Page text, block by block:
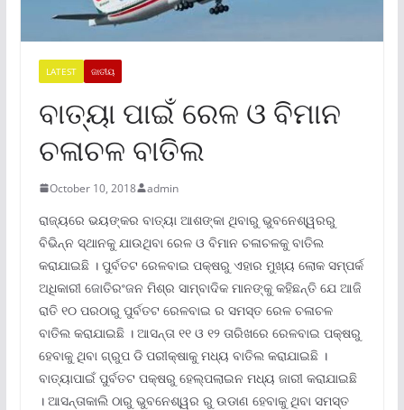
LATEST ଜାତୀୟ
ବାତ୍ୟା ପାଇଁ ରେଳ ଓ ବିମାନ
ଚଳାଚଳ ବାତିଲ
October 10, 2018 admin
ରାଜ୍ୟରେ ଭୟଙ୍କର ବାତ୍ୟା ଆଶଙ୍କା ଥିବାରୁ ଭୁବନେଶ୍ୱରରୁ
ବିଭିନ୍ନ ସ୍ଥାନକୁ ଯାଉଥିବା ରେଳ ଓ ବିମାନ ଚଳାଚଳକୁ ବାତିଲ
କରାଯାଇଛି । ପୁର୍ବତଟ ରେଳବାଇ ପକ୍ଷରୁ ଏହାର ମୁଖ୍ୟ ଲୋକ ସମ୍ପର୍କ
ଅଧିକାରୀ ଜୋତିରଂଜନ ମିଶ୍ର ସାମ୍ବାଦିକ ମାନଙ୍କୁ କହିଛନ୍ତି ଯେ ଆଜି
ରାତି ୧୦ ପରଠାରୁ ପୁର୍ବତଟ ରେଳବାଇ ର ସମସ୍ତ ରେଳ ଚଳାଚଳ
ବାତିଲ କରାଯାଇଛି । ଆସନ୍ତା ୧୧ ଓ ୧୨ ତାରିଖରେ ରେଳବାଇ ପକ୍ଷରୁ
ହେବାକୁ ଥିବା ଗ୍ରୁପ ଡି ପରୀକ୍ଷାକୁ ମଧ୍ୟ ବାତିଲ କରାଯାଇଛି ।
ବାତ୍ୟାପାଇଁ ପୁର୍ବତଟ ପକ୍ଷରୁ ହେଲ୍ପଲାଇନ ମଧ୍ୟ ଜାରୀ କରାଯାଇଛି
। ଆସନ୍ତାକାଲି ଠାରୁ ଭୁବନେଶ୍ୱର ରୁ ଉଡାଣ ହେବାକୁ ଥିବା ସମସ୍ତ